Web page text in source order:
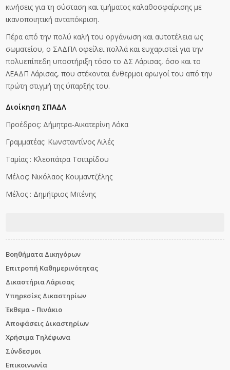
κινήσεις για τη σύσταση και τμήματος καλαθοσφαίρισης με
ικανοποιητική ανταπόκριση.
Πέρα από την πολύ καλή του οργάνωση και αυτοτέλεια ως
σωματείου, ο ΣΑΔΠΛ οφείλει πολλά και ευχαριστεί για την
πολυεπίπεδη υποστήριξη τόσο το ΔΣ Λάρισας, όσο και το
ΛΕΑΔΠ Λάρισας, που στέκονται ένθερμοι αρωγοί του από την
πρώτη στιγμή της ύπαρξής του.
Διοίκηση ΣΠΑΔΛ
Προέδρος: Δήμητρα-Αικατερίνη Λόκα
Γραμματέας: Κωνσταντίνος Λιλές
Ταμίας : Κλεοπάτρα Τσιτιρίδου
Μέλος: Νικόλαος Κουμαντζέλης
Μέλος : Δημήτριος Μπένης
Βοηθήματα Δικηγόρων
Επιτροπή Καθημερινότητας
Δικαστήρια Λάρισας
Υπηρεσίες Δικαστηρίων
Έκθεμα – Πινάκιο
Αποφάσεις Δικαστηρίων
Χρήσιμα Τηλέφωνα
Σύνδεσμοι
Επικοινωνία